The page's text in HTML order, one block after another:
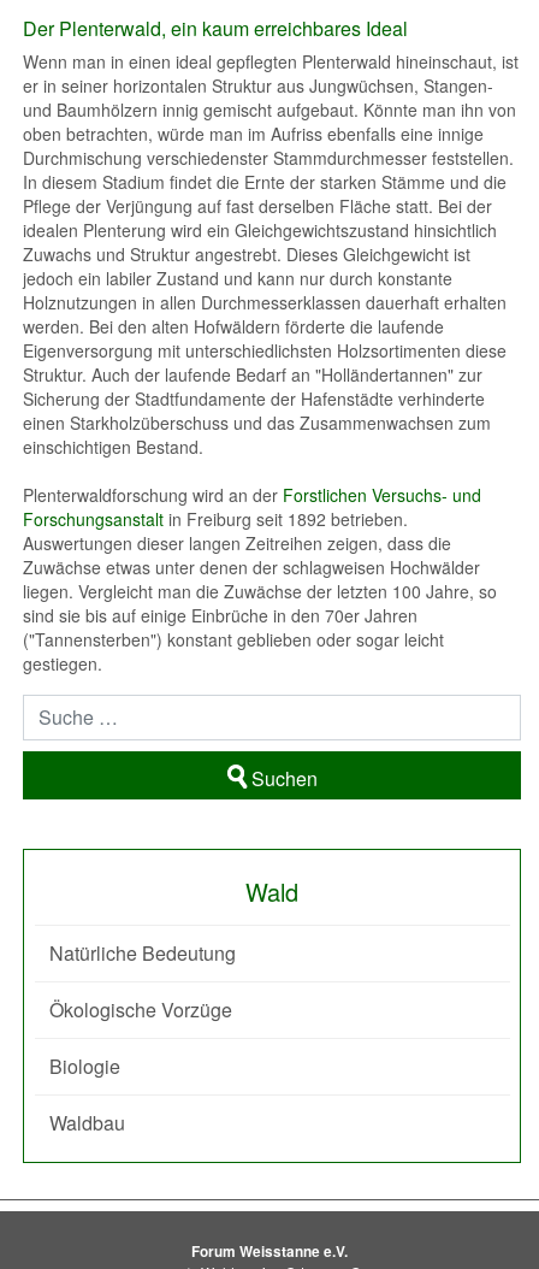
Der Plenterwald, ein kaum erreichbares Ideal
Wenn man in einen ideal gepflegten Plenterwald hineinschaut, ist
er in seiner horizontalen Struktur aus Jungwüchsen, Stangen-
und Baumhölzern innig gemischt aufgebaut. Könnte man ihn von
oben betrachten, würde man im Aufriss ebenfalls eine innige
Durchmischung verschiedenster Stammdurchmesser feststellen.
In diesem Stadium findet die Ernte der starken Stämme und die
Pflege der Verjüngung auf fast derselben Fläche statt. Bei der
idealen Plenterung wird ein Gleichgewichtszustand hinsichtlich
Zuwachs und Struktur angestrebt. Dieses Gleichgewicht ist
jedoch ein labiler Zustand und kann nur durch konstante
Holznutzungen in allen Durchmesserklassen dauerhaft erhalten
werden. Bei den alten Hofwäldern förderte die laufende
Eigenversorgung mit unterschiedlichsten Holzsortimenten diese
Struktur. Auch der laufende Bedarf an "Holländertannen" zur
Sicherung der Stadtfundamente der Hafenstädte verhinderte
einen Starkholzüberschuss und das Zusammenwachsen zum
einschichtigen Bestand.
Plenterwaldforschung wird an der Forstlichen Versuchs- und
Forschungsanstalt in Freiburg seit 1892 betrieben.
Auswertungen dieser langen Zeitreihen zeigen, dass die
Zuwächse etwas unter denen der schlagweisen Hochwälder
liegen. Vergleicht man die Zuwächse der letzten 100 Jahre, so
sind sie bis auf einige Einbrüche in den 70er Jahren
("Tannensterben") konstant geblieben oder sogar leicht
gestiegen.
Suchen
Wald
Natürliche Bedeutung
Ökologische Vorzüge
Biologie
Waldbau
Forum Weisstanne e.V.